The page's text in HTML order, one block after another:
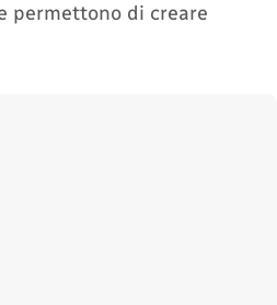
permettono di creare